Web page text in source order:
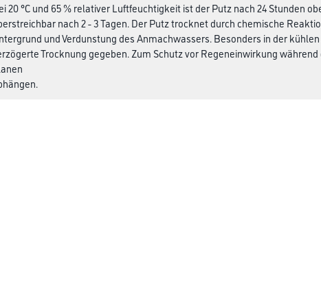
20 °C und 65 % relativer Luftfeuchtigkeit ist der Putz nach 24 Stunden
nach 2 - 3 Tagen. Der Putz trocknet durch chemische
und Verdunstung des Anmachwassers. Besonders in der
Trocknung gegeben. Zum Schutz vor Regeneinwirkung